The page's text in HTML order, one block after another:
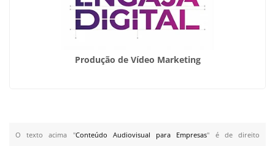
Produção de Vídeo Marketing
O texto acima "Conteúdo Audiovisual para Empresas" é de direito